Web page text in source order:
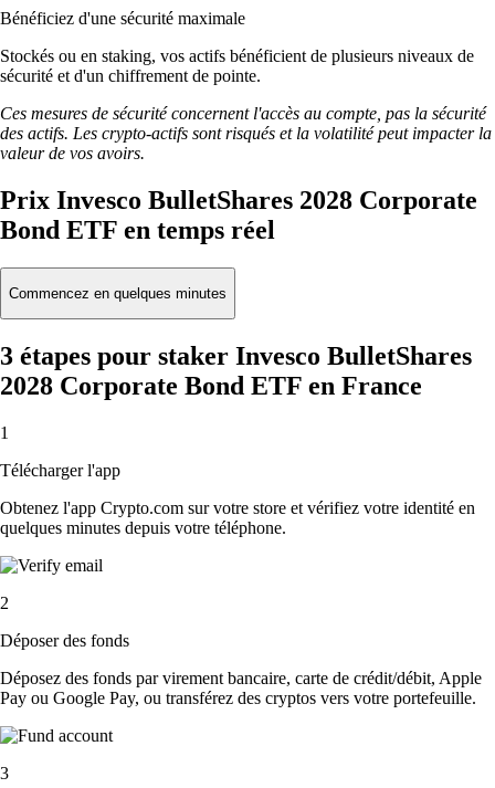
Bénéficiez d'une sécurité maximale
Stockés ou en staking, vos actifs bénéficient de plusieurs niveaux de
sécurité et d'un chiffrement de pointe.
Ces mesures de sécurité concernent l'accès au compte, pas la sécurité
des actifs. Les crypto-actifs sont risqués et la volatilité peut impacter la
valeur de vos avoirs.
Prix Invesco BulletShares 2028 Corporate
Bond ETF en temps réel
Commencez en quelques minutes
3 étapes pour staker Invesco BulletShares
2028 Corporate Bond ETF en France
1
Télécharger l'app
Obtenez l'app Crypto.com sur votre store et vérifiez votre identité en
quelques minutes depuis votre téléphone.
2
Déposer des fonds
Déposez des fonds par virement bancaire, carte de crédit/débit, Apple
Pay ou Google Pay, ou transférez des cryptos vers votre portefeuille.
3